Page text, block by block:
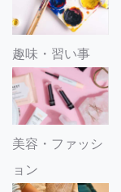
趣味・習い事
美容・ファッシ
ョン